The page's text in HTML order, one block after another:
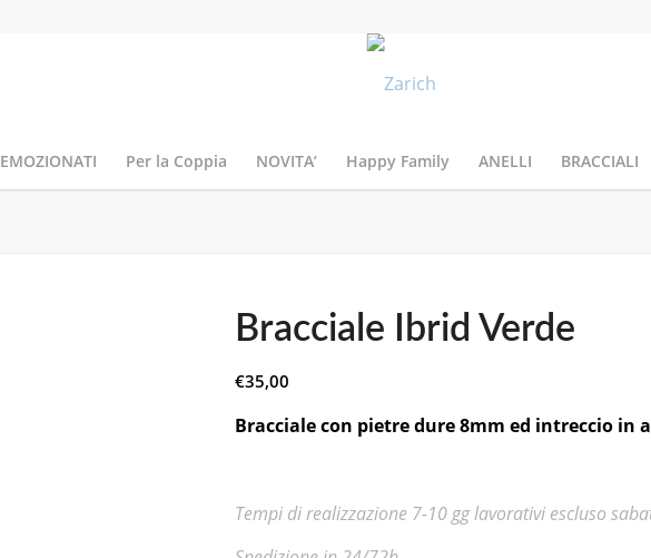
EMOZIONATI Per la Coppia NOVITA’ Happy Family ANELLI BRACCIALI
Bracciale Ibrid Verde
€35,00
Bracciale con pietre dure 8mm ed intreccio in
Tempi di realizzazione 7-10 gg lavorativi escluso